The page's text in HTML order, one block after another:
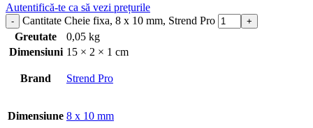
Autentifică-te ca să vezi prețurile
Cantitate Cheie fixa, 8 x 10 mm, Strend Pro
Greutate
0,05 kg
Dimensiuni 15 × 2 × 1 cm
Brand Strend Pro
Dimensiune 8 x 10 mm